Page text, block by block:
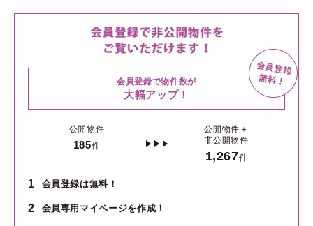
会員登録で物件数が
大幅アップ！
公開物件
185件
公開物件＋
非公開物件
1,267件
1 会員登録は無料！
2 会員専用マイページを作成！